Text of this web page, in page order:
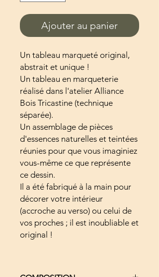
Ajouter au panier
Un tableau marqueté original,
abstrait et unique !
Un tableau en marqueterie
réalisé dans l'atelier Alliance
Bois Tricastine (technique
séparée).
Un assemblage de pièces
d'essences naturelles et teintées
réunies pour que vous imaginiez
vous-même ce que représente
ce dessin.
Il a été fabriqué à la main pour
décorer votre intérieur
(accroche au verso) ou celui de
vos proches ; il est inoubliable et
original !